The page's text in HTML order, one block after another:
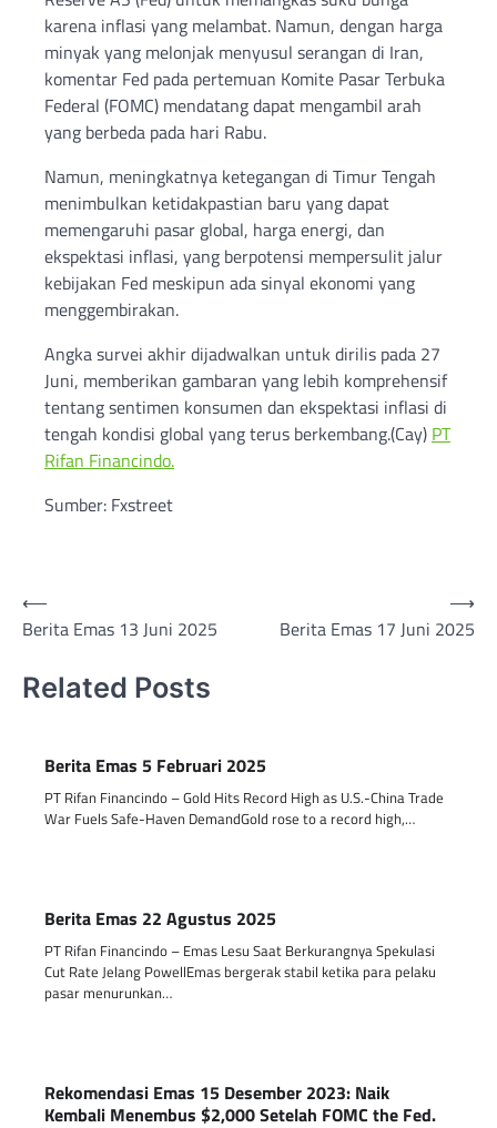
karena inflasi yang melambat. Namun, dengan harga
minyak yang melonjak menyusul serangan di Iran,
komentar Fed pada pertemuan Komite Pasar Terbuka
Federal (FOMC) mendatang dapat mengambil arah
yang berbeda pada hari Rabu.
Namun, meningkatnya ketegangan di Timur Tengah
menimbulkan ketidakpastian baru yang dapat
memengaruhi pasar global, harga energi, dan
ekspektasi inflasi, yang berpotensi mempersulit jalur
kebijakan Fed meskipun ada sinyal ekonomi yang
menggembirakan.
Angka survei akhir dijadwalkan untuk dirilis pada 27
Juni, memberikan gambaran yang lebih komprehensif
tentang sentimen konsumen dan ekspektasi inflasi di
tengah kondisi global yang terus berkembang.(Cay) PT
Rifan Financindo.
Sumber: Fxstreet
Post
navigation
⟵
Berita Emas 13 Juni 2025
Berita Emas 17 Juni 2025
⟶
Related Posts
Berita Emas 5 Februari 2025
PT Rifan Financindo – Gold Hits Record High as U.S.-China Trade
War Fuels Safe-Haven DemandGold rose to a record high,…
Berita Emas 22 Agustus 2025
PT Rifan Financindo – Emas Lesu Saat Berkurangnya Spekulasi
Cut Rate Jelang PowellEmas bergerak stabil ketika para pelaku
pasar menurunkan…
Rekomendasi Emas 15 Desember 2023: Naik
Kembali Menembus $2,000 Setelah FOMC the Fed.